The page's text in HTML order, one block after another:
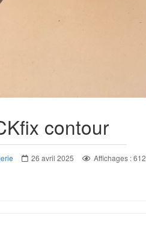
contour
26 avril 2025 Affichages : 612